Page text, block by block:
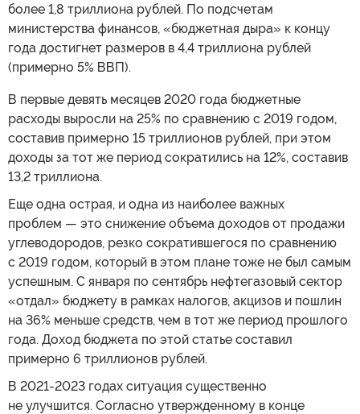
более 1,8 триллиона рублей. По подсчетам
министерства финансов, «бюджетная дыра» к концу
года достигнет размеров в 4,4 триллиона рублей
(примерно 5% ВВП).
В первые девять месяцев 2020 года бюджетные
расходы выросли на 25% по сравнению с 2019 годом,
составив примерно 15 триллионов рублей, при этом
доходы за тот же период сократились на 12%, составив
13,2 триллиона.
Еще одна острая, и одна из наиболее важных
проблем — это снижение объема доходов от продажи
углеводородов, резко сократившегося по сравнению
с 2019 годом, который в этом плане тоже не был самым
успешным. С января по сентябрь нефтегазовый сектор
«отдал» бюджету в рамках налогов, акцизов и пошлин
на 36% меньше средств, чем в тот же период прошлого
года. Доход бюджета по этой статье составил
примерно 6 триллионов рублей.
В 2021-2023 годах ситуация существенно
не улучшится. Согласно утвержденному в конце